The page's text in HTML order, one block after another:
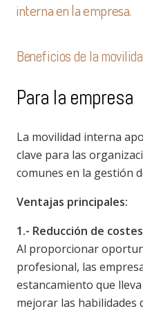
interna en la empresa.
Beneficios de la
Para la empresa
La movilidad interna
clave para las
comunes en la gestión
Ventajas principales:
1.- Reducción de
Al proporcionar
profesional, las
estancamiento que
mejorar las habilidades